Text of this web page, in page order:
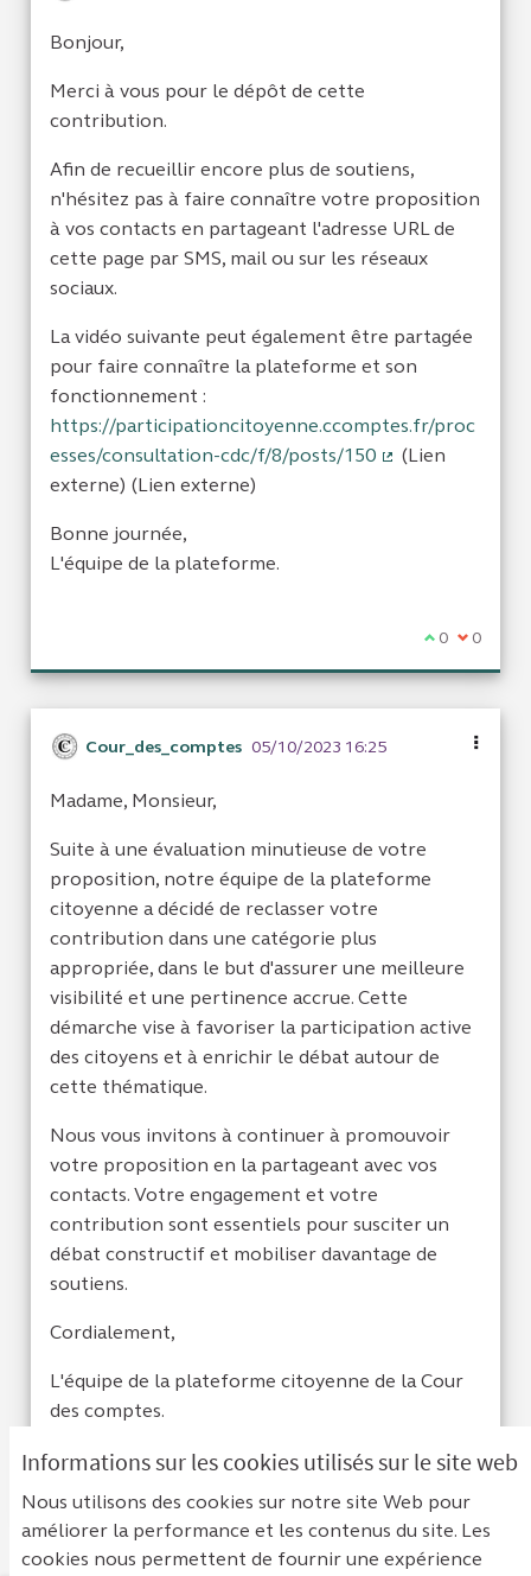
Informations sur les cookies utilisés sur le site web
Nous utilisons des cookies sur notre site Web pour
améliorer la performance et les contenus du site. Les
cookies nous permettent de fournir une expérience
Bonjour,
Merci à vous pour le dépôt de cette
contribution.
Afin de recueillir encore plus de soutiens,
n'hésitez pas à faire connaître votre proposition
à vos contacts en partageant l'adresse URL de
cette page par SMS, mail ou sur les réseaux
sociaux.
La vidéo suivante peut également être partagée
pour faire connaître la plateforme et son
fonctionnement :
https://participationcitoyenne.ccomptes.fr/proc
esses/consultation-cdc/f/8/posts/150
(Lien
externe) (Lien externe)
Bonne journée,
L'équipe de la plateforme.
Je suis
0 Je ne
0
Cour_des_comptes 05/10/2023 16:25
Madame, Monsieur,
Suite à une évaluation minutieuse de votre
proposition, notre équipe de la plateforme
citoyenne a décidé de reclasser votre
contribution dans une catégorie plus
appropriée, dans le but d'assurer une meilleure
visibilité et une pertinence accrue. Cette
démarche vise à favoriser la participation active
des citoyens et à enrichir le débat autour de
cette thématique.
Nous vous invitons à continuer à promouvoir
votre proposition en la partageant avec vos
contacts. Votre engagement et votre
contribution sont essentiels pour susciter un
débat constructif et mobiliser davantage de
soutiens.
Cordialement,
L'équipe de la plateforme citoyenne de la Cour
des comptes.